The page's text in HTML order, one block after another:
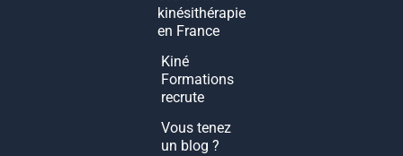
kinésithérapie
en France
Kiné
Formations
recrute
Vous tenez
un blog ?